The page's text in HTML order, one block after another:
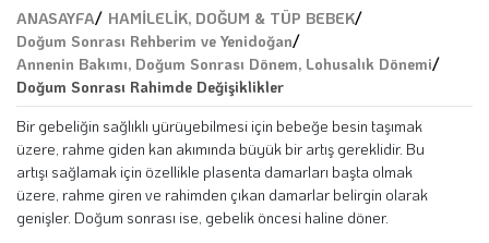
ANASAYFA/ HAMİLELİK, DOĞUM & TÜP BEBEK/
Doğum Sonrası Rehberim ve Yenidoğan/
Annenin Bakımı, Doğum Sonrası Dönem, Lohusalık Dönemi/
Doğum Sonrası Rahimde Değişiklikler
Bir gebeliğin sağlıklı yürüyebilmesi için bebeğe besin taşımak
üzere, rahme giden kan akımında büyük bir artış gereklidir. Bu
artışı sağlamak için özellikle plasenta damarları başta olmak
üzere, rahme giren ve rahimden çıkan damarlar belirgin olarak
genişler. Doğum sonrası ise, gebelik öncesi haline döner.